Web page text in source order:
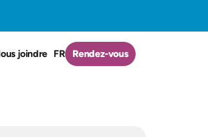
joindre FR Rendez-vous